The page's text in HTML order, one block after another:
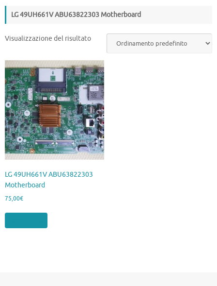
LG 49UH661V ABU63822303 Motherboard
Visualizzazione del risultato
LG 49UH661V ABU63822303
Motherboard
75,00€